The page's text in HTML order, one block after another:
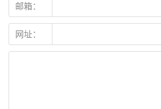
邮箱：
网址：